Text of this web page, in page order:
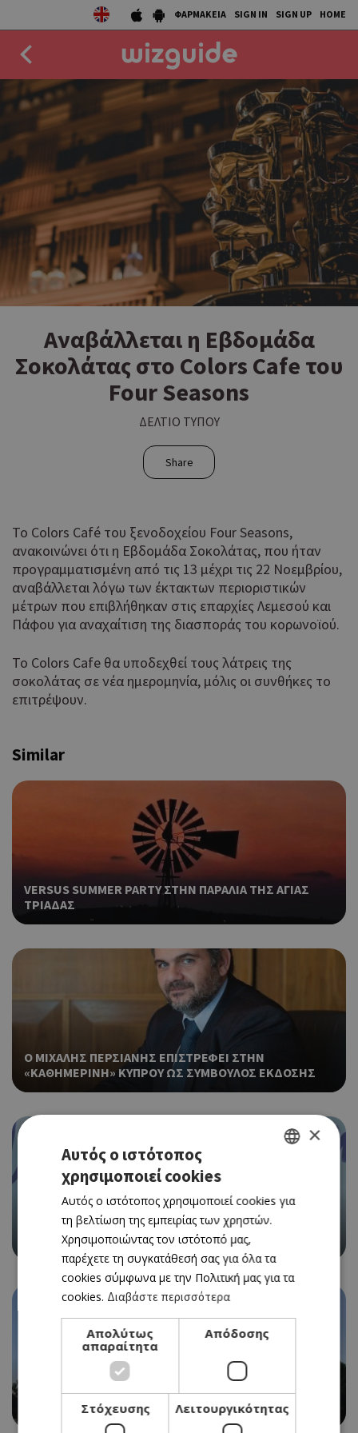
ΦΑΡΜΑΚΕΙΑ SIGN IN SIGN UP HOME
EAT
DRINK
50 BEST
AGENDA
COLLECTIONS
STORIES
Αναβάλλεται η Εβδομάδα
Σοκολάτας στο Colors Cafe του
Four Seasons
ΔΕΛΤΙΟ ΤΥΠΟΥ
Share
Το Colors Café του ξενοδοχείου Four Seasons,
ανακοινώνει ότι η Eβδομάδα Σοκολάτας, που ήταν
προγραμματισμένη από τις 13 μέχρι τις 22 Νοεμβρίου,
αναβάλλεται λόγω των έκτακτων περιοριστικών
μέτρων που επιβλήθηκαν στις επαρχίες Λεμεσού και
Πάφου για αναχαίτιση της διασποράς του κορωνοϊού.
Το Colors Cafe θα υποδεχθεί τους λάτρεις της
σοκολάτας σε νέα ημερομηνία, μόλις οι συνθήκες το
επιτρέψουν.
Similar
VERSUS SUMMER PARTY ΣΤΗΝ ΠΑΡΑΛΙΑ ΤΗΣ ΑΓΙΑΣ
ΤΡΙΑΔΑΣ
Ο ΜΙΧΑΛΗΣ ΠΕΡΣΙΑΝΗΣ ΕΠΙΣΤΡΕΦΕΙ ΣΤΗΝ
«ΚΑΘΗΜΕΡΙΝΗ» ΚΥΠΡΟΥ ΩΣ ΣΥΜΒΟΥΛΟΣ ΕΚΔΟΣΗΣ
Ο MATTIA VITALE ΤΩΝ MEDUZA ΣΤΑ DECKS ΤΟΥ WET
GLAM – SUMMER POOLSIDE SERIES
Η ΕΤΑΙΡΙΑ ΠΟΥ ΚΕΡΔΙΣΕ ΤΗΝ ΠΡΟΣΦΟΡΑ ΓΙΑ ΤΟ
ΘΑΛΑΣΣΑΚΙ, ΤΟ ΘΡΥΛΙΚΟ CAFÉ ΣΤΗ ΛΕΜΕΣΟ
ENGLISH
×
Αυτός ο ιστότοπος
χρησιμοποιεί cookies
Αυτός ο ιστότοπος χρησιμοποιεί cookies για
τη βελτίωση της εμπειρίας των χρηστών.
Χρησιμοποιώντας τον ιστότοπό μας,
παρέχετε τη συγκατάθεσή σας για όλα τα
cookies σύμφωνα με την Πολιτική μας για τα
cookies. Διαβάστε περισσότερα
Απολύτως
απαραίτητα
Απόδοσης
Στόχευσης Λειτουργικότητας